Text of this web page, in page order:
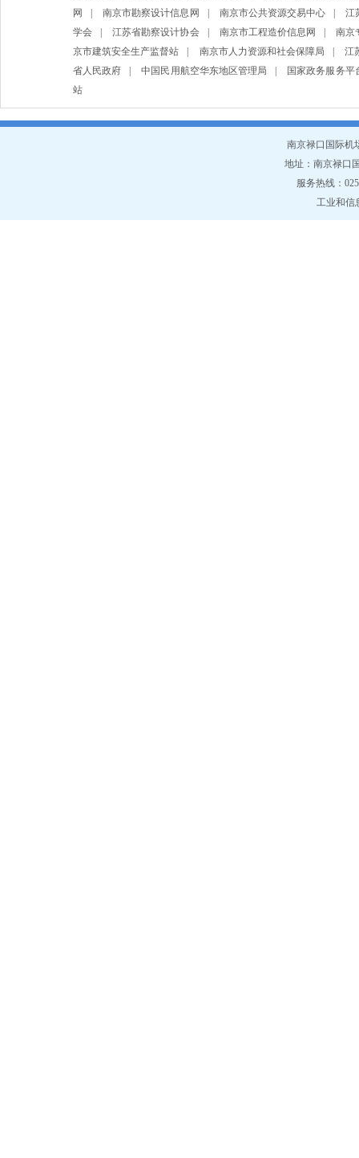
网
南京市勘察设计信息网 南京市公共资源交易中心
江
学会
江苏省勘察设计协会 南京市工程造价信息网
南京
京市建筑安全生产监督站
南京市人力资源和社会保障局
江
省人民政府
中国民用航空华东地区管理局
国家政务服务平
站
南京禄口国际
地址：南京禄口
服务热线：
工业和信